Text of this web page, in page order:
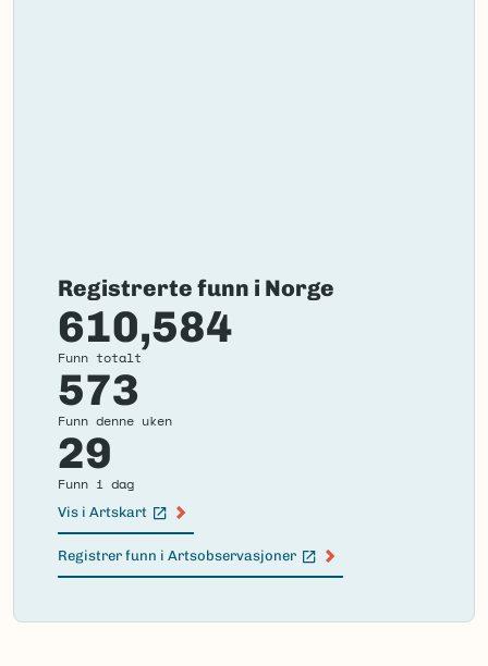
Registrerte funn i Norge
610,584
Funn totalt
573
Funn denne uken
29
Funn i dag
Vis i Artskart
(Ekstern lenke)
Registrer funn i Artsobservasjoner
(Ekstern lenke)
Failed